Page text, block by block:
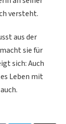
versteht.
aus der
sie für
sich: Auch
Leben mit